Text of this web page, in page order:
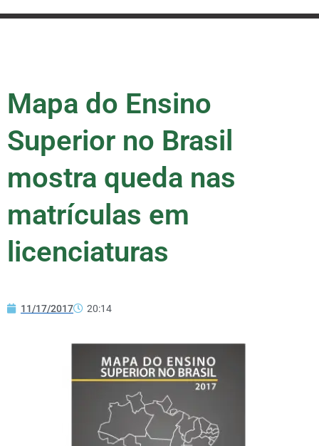
Mapa do Ensino
Superior no Brasil
mostra queda nas
matrículas em
licenciaturas
11/17/2017 20:14